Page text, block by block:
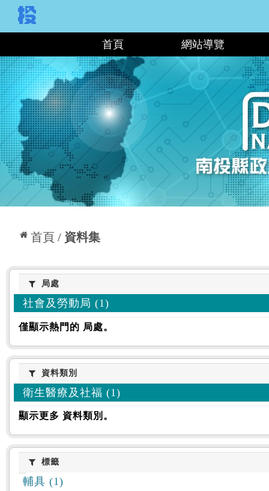
首頁 網站導覽
首頁 資料集
:::
局處局處
社會及勞動局 (1)
僅顯示熱門的 局處。
資料類別
資料類別
衛生醫療及社福 (1)
顯示更多 資料類別。
標籤標籤
輔具 (1)